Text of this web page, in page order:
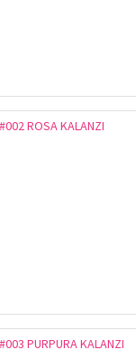
ROSA KALANZI
PURPURA KALANZI